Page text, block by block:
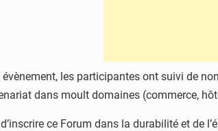
les participantes ont suivi de
dans moult domaines (commerce,
ce Forum dans la durabilité et de